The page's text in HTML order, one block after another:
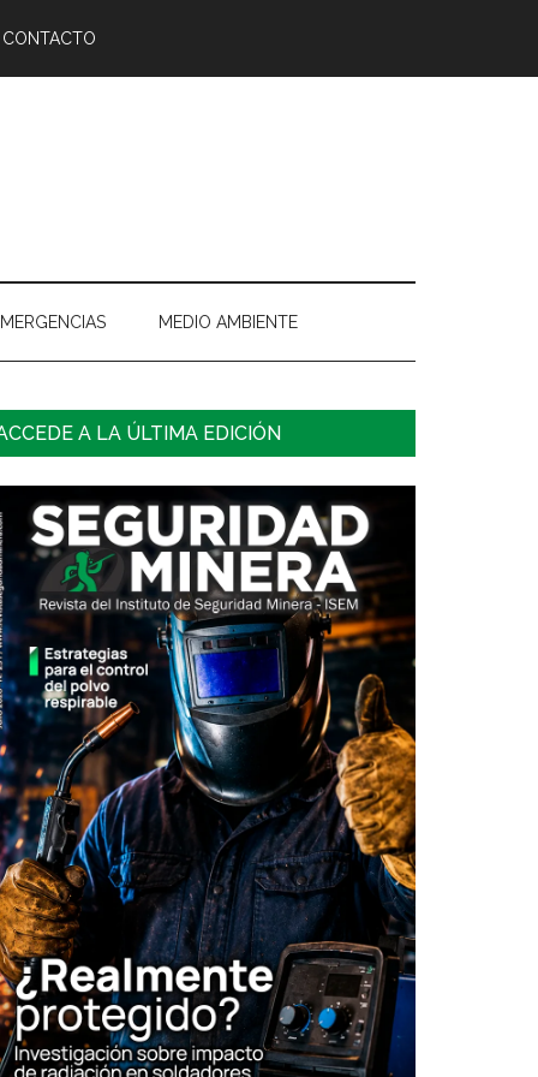
CONTACTO
MEDIO AMBIENTE
A LA ÚLTIMA EDICIÓN